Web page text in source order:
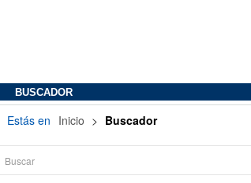
BUSCADOR
Estás en Inicio > Buscador